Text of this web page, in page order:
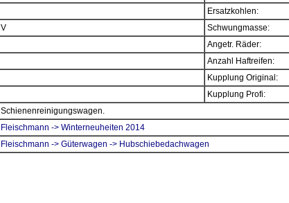
Ersatzkohlen:
V
Schwungmasse:
Angetr. Räder:
Anzahl Haftreifen:
Kupplung Original:
Kupplung Profi:
Schienenreinigungswagen.
Fleischmann -> Winterneuheiten 2014
Fleischmann -> Güterwagen -> Hubschiebedachwagen